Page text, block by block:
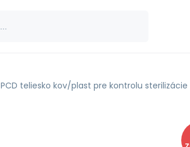
PCD teliesko kov/plast pre kontrolu